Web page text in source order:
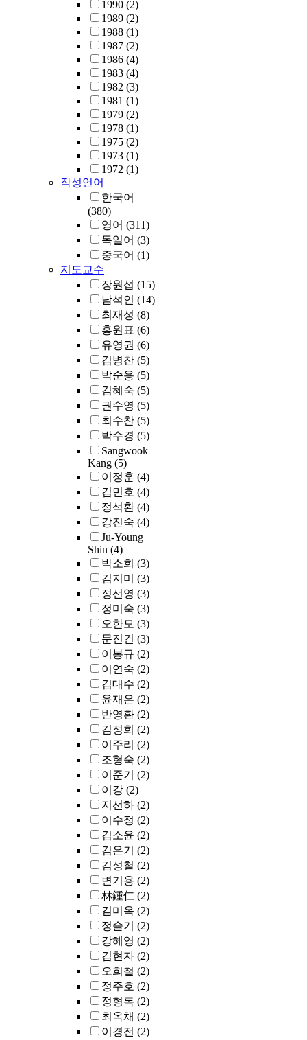
1990 (2)
1989 (2)
1988 (1)
1987 (2)
1986 (4)
1983 (4)
1982 (3)
1981 (1)
1979 (2)
1978 (1)
1975 (2)
1973 (1)
1972 (1)
작성언어
한국어
(380)
영어 (311)
독일어 (3)
중국어 (1)
지도교수
장원섭 (15)
남석인 (14)
최재성 (8)
홍원표 (6)
유영권 (6)
김병찬 (5)
박순용 (5)
김혜숙 (5)
권수영 (5)
최수찬 (5)
박수경 (5)
Sangwook
Kang (5)
이정훈 (4)
김민호 (4)
정석환 (4)
강진숙 (4)
Ju-Young
Shin (4)
박소희 (3)
김지미 (3)
정선영 (3)
정미숙 (3)
오한모 (3)
문진건 (3)
이봉규 (2)
이연숙 (2)
김대수 (2)
윤재은 (2)
반영환 (2)
김정희 (2)
이주리 (2)
조형숙 (2)
이준기 (2)
이강 (2)
지선하 (2)
이수정 (2)
김소윤 (2)
김은기 (2)
김성철 (2)
변기용 (2)
林鍾仁 (2)
김미옥 (2)
정슬기 (2)
강혜영 (2)
김현자 (2)
오희철 (2)
정주호 (2)
정형록 (2)
최옥채 (2)
이경전 (2)